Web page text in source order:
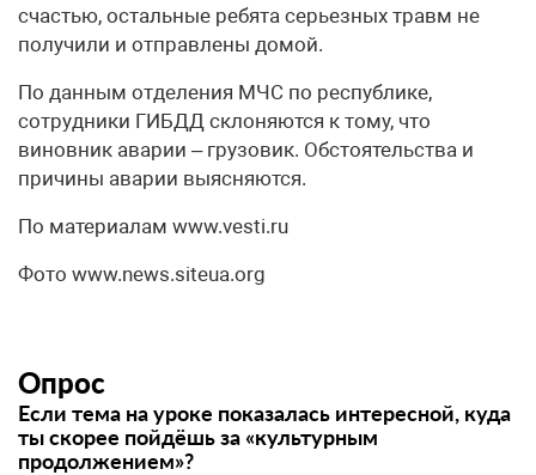
счастью, остальные ребята серьезных травм не
получили и отправлены домой.
По данным отделения МЧС по республике,
сотрудники ГИБДД склоняются к тому, что
виновник аварии – грузовик. Обстоятельства и
причины аварии выясняются.
По материалам www.vesti.ru
Фото www.news.siteua.org
Опрос
Если тема на уроке показалась интересной, куда
ты скорее пойдёшь за «культурным
продолжением»?